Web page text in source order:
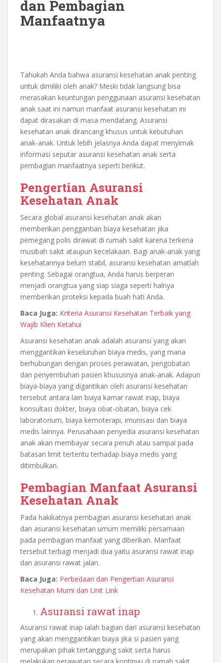
dan Pembagian
Manfaatnya
Tahukah Anda bahwa asuransi kesehatan anak penting
untuk dimiliki oleh anak? Meski tidak langsung bisa
merasakan keuntungan penggunaan asuransi kesehatan
anak saat ini namun manfaat asuransi kesehatan ini
dapat dirasakan di masa mendatang. Asuransi
kesehatan anak dirancang khusus untuk kebutuhan
anak-anak. Untuk lebih jelasnya Anda dapat menyimak
informasi seputar asuransi kesehatan anak serta
pembagian manfaatnya seperti berikut.
Pengertian Asuransi
Kesehatan Anak
Secara global asuransi kesehatan anak akan
memberikan penggantian biaya kesehatan jika
pemegang polis dirawat di rumah sakit karena terkena
musibah sakit ataupun kecelakaan. Bagi anak-anak yang
kesehatannya belum stabil, asuransi kesehatan amatlah
penting. Sebagai orangtua, Anda harus berperan
menjadi orangtua yang siap siaga seperti halnya
memberikan proteksi kepada buah hati Anda.
Baca Juga: Kriteria Asuransi Kesehatan Terbaik yang
Wajib Klien Ketahui
Asuransi kesehatan anak adalah asuransi yang akan
menggantikan keseluruhan biaya medis, yang mana
berhubungan dengan proses perawatan, pengobatan
dan penyembuhan pasien khususnya anak-anak. Adapun
biaya-biaya yang digantikan oleh asuransi kesehatan
tersebut antara lain biaya kamar rawat inap, biaya
konsultasi dokter, biaya obat-obatan, biaya cek
laboratorium, biaya kemoterapi, imunisasi dan biaya
medis lainnya. Perusahaan penyedia asuransi kesehatan
anak akan membayar secara penuh atau sampai pada
batasan limit tertentu terhadap biaya medis yang
ditimbulkan.
Pembagian Manfaat Asuransi
Kesehatan Anak
Pada hakikatnya pembagian asuransi kesehatan anak
dan asuransi kesehatan umum memiliki persamaan
pada pembagian manfaat yang diberikan. Manfaat
tersebut terbagi menjadi dua yaitu asuransi rawat inap
dan asuransi rawat jalan.
Baca Juga: Perbedaan dan Pengertian Asuransi
Kesehatan Murni dan Unit Link
Asuransi rawat inap
Asuransi rawat inap ialah bagian dari asuransi kesehatan
yang akan menggantikan biaya jika si pasien yang
merupakan pihak tertanggung sakit serta harus
melakukan perawatan secara kontinyu di rumah sakit